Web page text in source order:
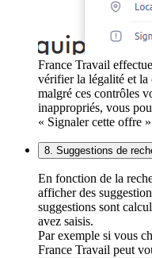
France Travail
vérifier la légalité et la
malgré ces contrôles
inappropriés, vous
« Signaler cette offre
8. Suggestions de
En fonction de la
afficher des
suggestions sont
avez saisis.
Par exemple si vous
France Travail peut